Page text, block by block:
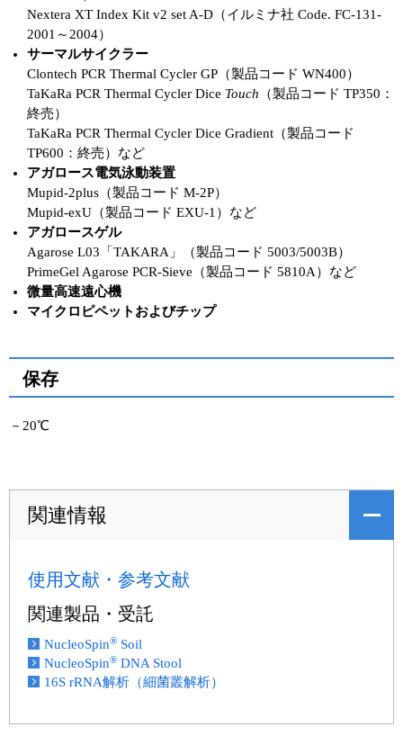
Nextera XT Index Kit v2 set A-D（イルミナ社 Code. FC-131-
2001～2004）
サーマルサイクラー
Clontech PCR Thermal Cycler GP（製品コード WN400）
TaKaRa PCR Thermal Cycler Dice Touch （製品コード TP350：
終売）
TaKaRa PCR Thermal Cycler Dice Gradient（製品コード
TP600：終売）など
アガロース電気泳動装置
Mupid-2plus（製品コード M-2P）
Mupid-exU（製品コード EXU-1）など
アガロースゲル
Agarose L03「TAKARA」（製品コード 5003/5003B）
PrimeGel Agarose PCR-Sieve（製品コード 5810A）など
微量高速遠心機
マイクロピペットおよびチップ
保存
－20℃
関連情報
使用文献・参考文献
関連製品・受託
NucleoSpin® Soil
NucleoSpin® DNA Stool
16S rRNA解析（細菌叢解析）